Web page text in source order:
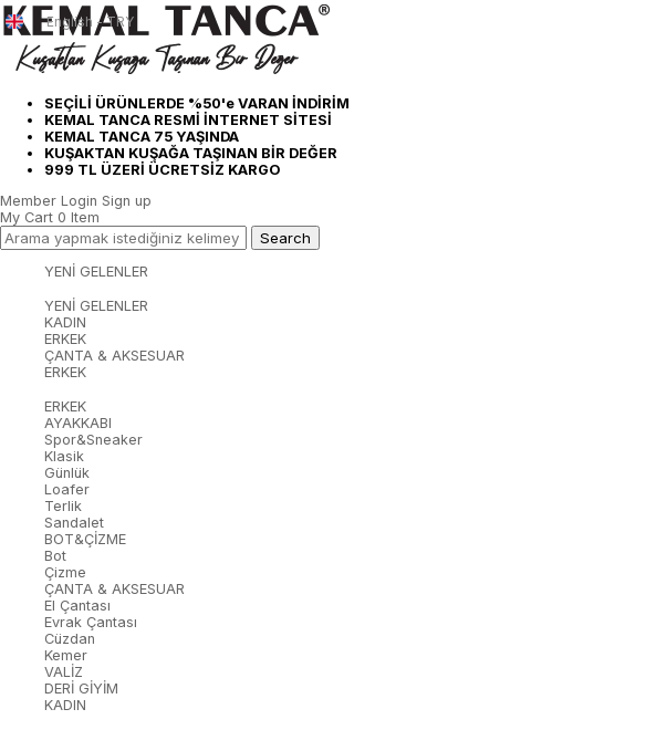
SEÇİLİ ÜRÜNLERDE %50'e VARAN İNDİRİM
KEMAL TANCA RESMİ İNTERNET SİTESİ
KEMAL TANCA 75 YAŞINDA
KUŞAKTAN KUŞAĞA TAŞINAN BİR DEĞER
999 TL ÜZERİ ÜCRETSİZ KARGO
English - TRY
Member Login Sign up
My Cart 0 Item
YENİ GELENLER
YENİ GELENLER
KADIN
ERKEK
ÇANTA & AKSESUAR
ERKEK
ERKEK
AYAKKABI
Spor&Sneaker
Klasik
Günlük
Loafer
Terlik
Sandalet
BOT&ÇİZME
Bot
Çizme
ÇANTA & AKSESUAR
El Çantası
Evrak Çantası
Cüzdan
Kemer
VALİZ
DERİ GİYİM
KADIN